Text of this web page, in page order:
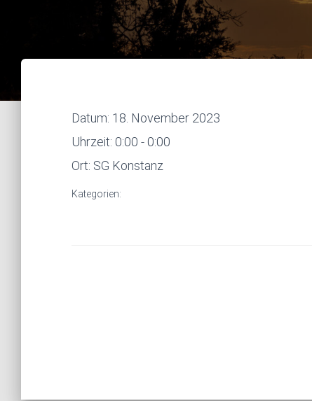
Datum: 18. November 2023
Uhrzeit: 0:00 - 0:00
Ort: SG Konstanz
Kategorien: